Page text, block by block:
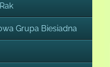
Grupa Biesiadna